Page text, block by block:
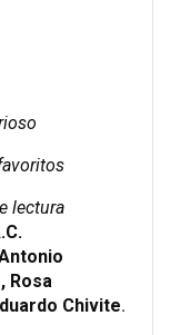
lectura
Rosa
Chivite.